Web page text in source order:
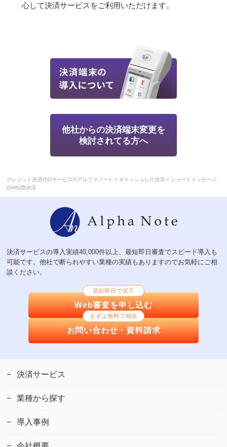
心して決済サービスをご利用いただけます。
他社からの決済端末変更を
検討されてる方へ
クレジット決済代行サービスのアルファノート > キャッシュレス決済 > ショートメッセージ
(SMS)型決済
決済サービスの導入実績40,000件以上、最短即日審査でスピード導入も
可能です。他社で断られやすい業種の実績もありますのでお気軽にご相
談ください。
最短即日で完了
Web審査を申し込む
まずは無料で相談
お問い合わせ・資料請求
決済サービス
業種から探す
導入事例